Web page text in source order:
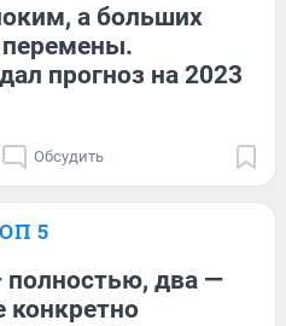
а больших
прогноз на 2023
Обсудить
5
полностью, два —
конкретно